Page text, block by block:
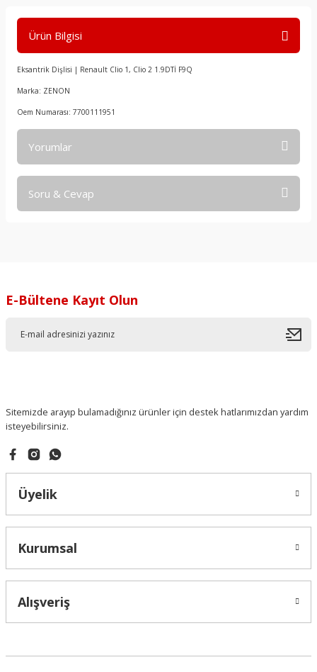
Ürün Bilgisi
Eksantrik Dişlisi | Renault Clio 1, Clio 2 1.9DTİ F9Q
Marka: ZENON
Oem Numarası: 7700111951
Yorumlar
Soru & Cevap
E-Bültene Kayıt Olun
Sitemizde arayıp bulamadığınız ürünler için destek hatlarımızdan yardım
isteyebilirsiniz.
Üyelik
Kurumsal
Alışveriş